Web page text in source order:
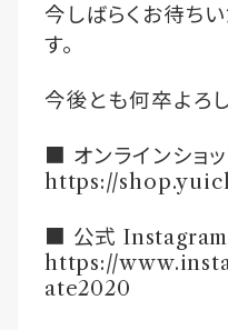
今しばらくお待ち
す。
今後とも何卒よろし
■ オンラインショ
https://
■ 公式 Instagram
https://
ate2020